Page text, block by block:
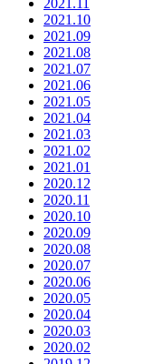
2021.10
2021.09
2021.08
2021.07
2021.06
2021.05
2021.04
2021.03
2021.02
2021.01
2020.12
2020.11
2020.10
2020.09
2020.08
2020.07
2020.06
2020.05
2020.04
2020.03
2020.02